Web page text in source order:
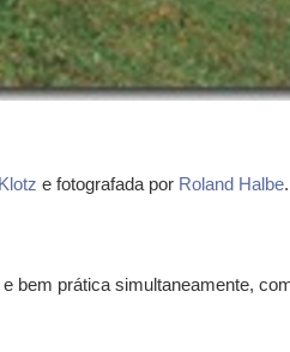
e fotografada por Roland Halbe.
bem prática simultaneamente,